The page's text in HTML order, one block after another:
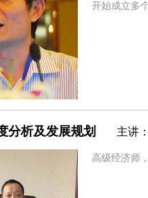
开始成立多
分析及发展规划 主讲
高级经济师
司
公司